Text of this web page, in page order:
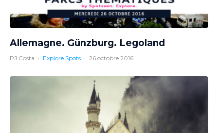
Allemagne. Günzburg. Legoland
PJ Costa · Explore Spots · 26 octobre 2016